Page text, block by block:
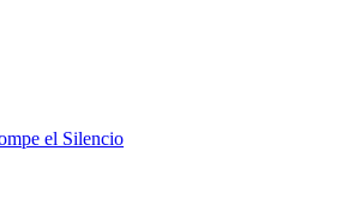
el Silencio